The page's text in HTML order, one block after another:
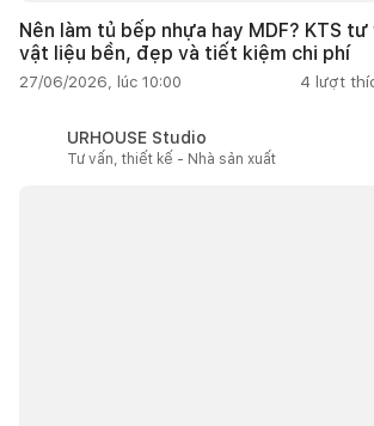
Nên làm tủ bếp nhựa hay MDF? KTS
vật liệu bền, đẹp và tiết kiệm chi phí
27/06/2026, lúc 10:00 4 lượt
URHOUSE Studio
Tư vấn, thiết kế - Nhà sản xuất